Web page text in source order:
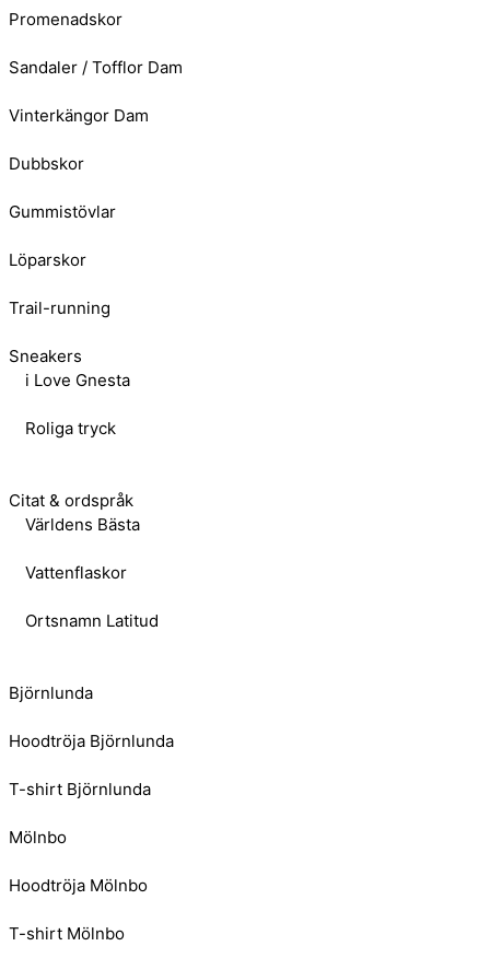
Promenadskor
Sandaler / Tofflor Dam
Vinterkängor Dam
Dubbskor
Gummistövlar
Löparskor
Trail-running
Sneakers
i Love Gnesta
Roliga tryck
Citat & ordspråk
Världens Bästa
Vattenflaskor
Ortsnamn Latitud
Björnlunda
Hoodtröja Björnlunda
T-shirt Björnlunda
Mölnbo
Hoodtröja Mölnbo
T-shirt Mölnbo